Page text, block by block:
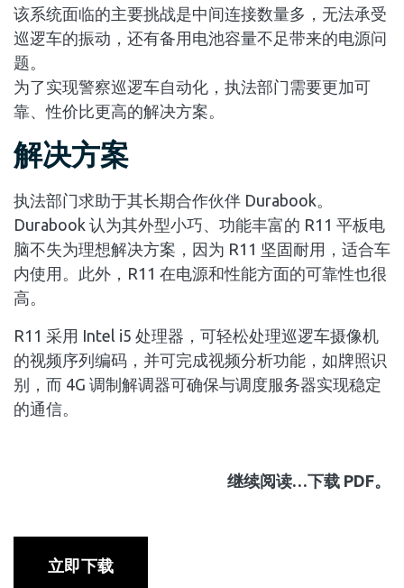
该系统面临的主要挑战是中间连接数量多，无法承受
巡逻车的振动，还有备用电池容量不足带来的电源问
题。
为了实现警察巡逻车自动化，执法部门需要更加可
靠、性价比更高的解决方案。
解决方案
执法部门求助于其长期合作伙伴 Durabook。
Durabook 认为其外型小巧、功能丰富的 R11 平板电
脑不失为理想解决方案，因为 R11 坚固耐用，适合车
内使用。此外，R11 在电源和性能方面的可靠性也很
高。
R11 采用 Intel i5 处理器，可轻松处理巡逻车摄像机
的视频序列编码，并可完成视频分析功能，如牌照识
别，而 4G 调制解调器可确保与调度服务器实现稳定
的通信。
继续阅读…下载 PDF。
立即下载